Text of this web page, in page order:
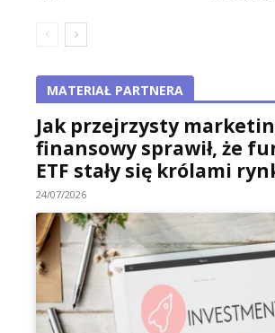
MATERIAŁ PARTNERA
Jak przejrzysty
finansowy sprawił, że
ETF stały się królami
24/07/2026